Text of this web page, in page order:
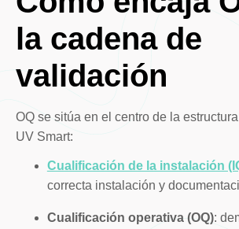
la cadena de
validación
OQ se sitúa en el centro de la
UV Smart:
Cualificación de la instalación
correcta instalación y
Cualificación operativa (OQ):